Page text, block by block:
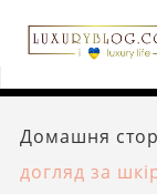
Домашня
догляд за